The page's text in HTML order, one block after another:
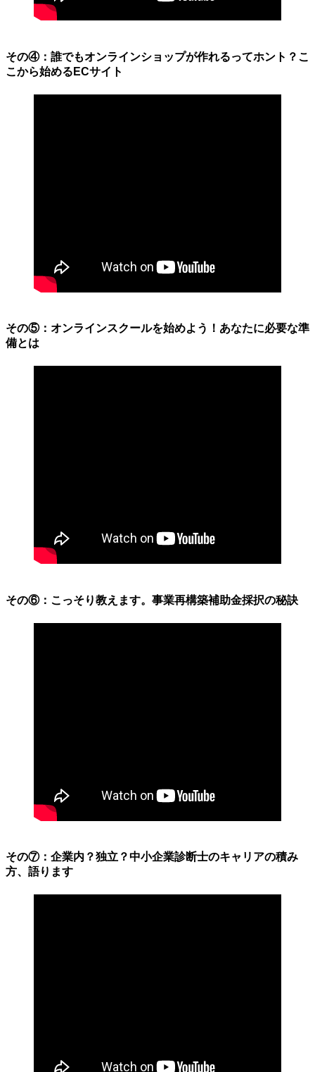
その④：誰でもオンラインショップが作れるってホント？こ
こから始めるECサイト
その⑤：オンラインスクールを始めよう！あなたに必要な準
備とは
その⑥：こっそり教えます。事業再構築補助金採択の秘訣
その⑦：企業内？独立？中小企業診断士のキャリアの積み
方、語ります